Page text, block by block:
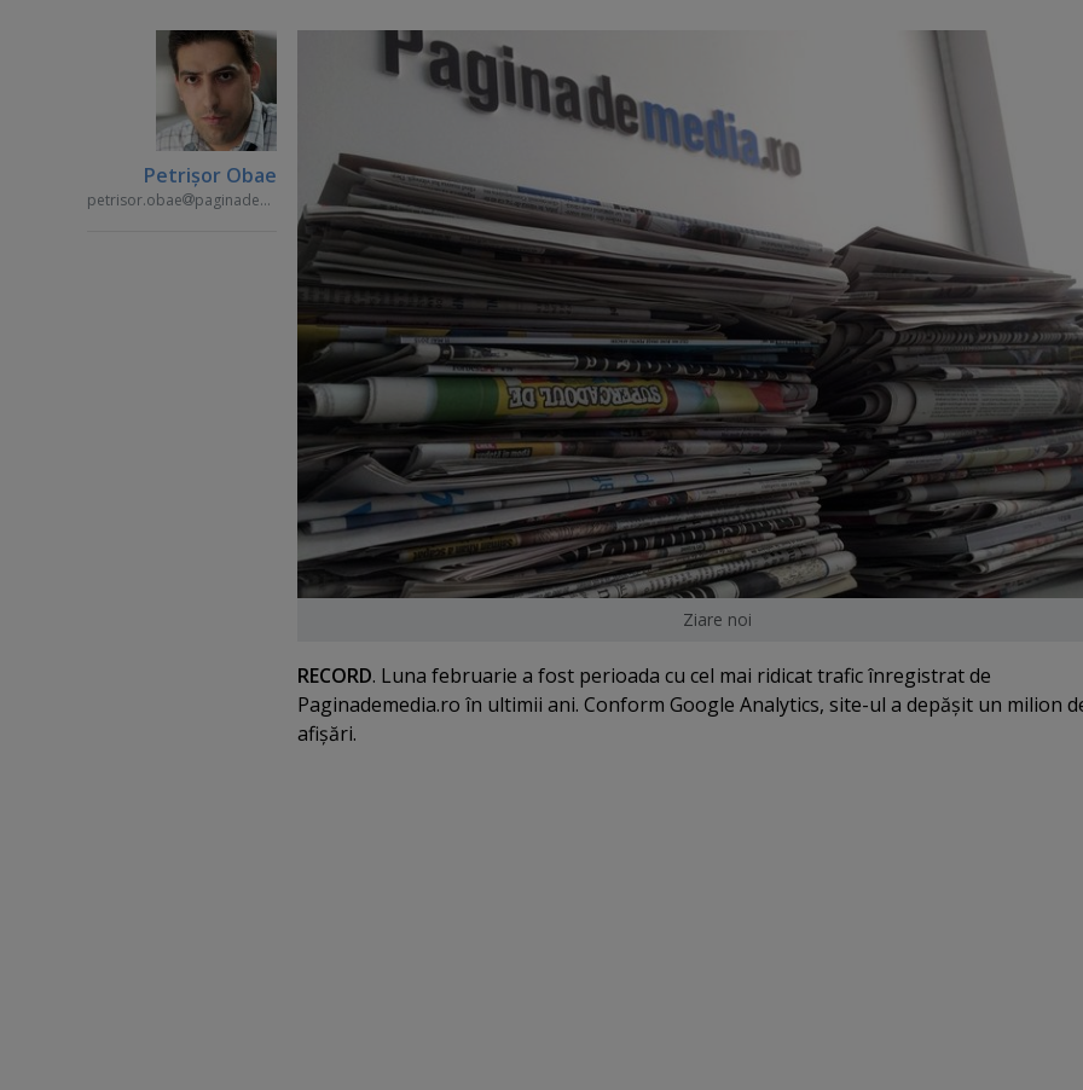
Petrişor Obae
petrisor.obae paginademedia.ro
Ziare noi
RECORD. Luna februarie a fost perioada cu cel mai ridicat trafic înregistrat de
Paginademedia.ro în ultimii ani. Conform Google Analytics, site-ul a depăşit un milion
afişări.